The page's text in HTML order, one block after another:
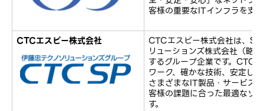
客様の重要なITインフラを支
CTCエスピー株式会社
CTCエスピー株式会社は、
リューションズ株式会社（略
するグループ企業です。CTC
ワーク、確かな技術、安定し
さまざまなIT製品・サービス
客様の課題に合った最適なソ
す。